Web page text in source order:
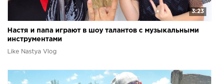
3:23
Настя и папа играют в шоу талантов с музыкальными
инструментами
Like Nastya Vlog